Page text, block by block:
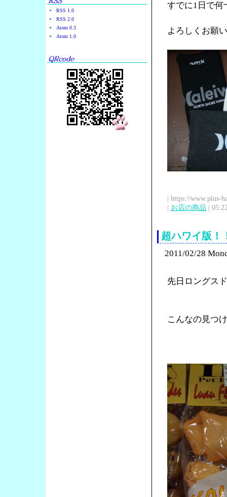
RSS 1.0
RSS 2.0
Atom 0.3
Atom 1.0
すでに1日で何
よろしくお願
| https://www.plus-
| お店の商品 |
超ハワイ版！
2011/02/28
先日ロングス
こんなの見つ